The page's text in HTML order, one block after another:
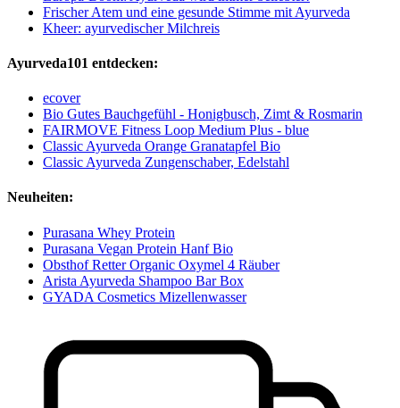
Frischer Atem und eine gesunde Stimme mit Ayurveda
Kheer: ayurvedischer Milchreis
Ayurveda101 entdecken:
ecover
Bio Gutes Bauchgefühl - Honigbusch, Zimt & Rosmarin
FAIRMOVE Fitness Loop Medium Plus - blue
Classic Ayurveda Orange Granatapfel Bio
Classic Ayurveda Zungenschaber, Edelstahl
Neuheiten:
Purasana Whey Protein
Purasana Vegan Protein Hanf Bio
Obsthof Retter Organic Oxymel 4 Räuber
Arista Ayurveda Shampoo Bar Box
GYADA Cosmetics Mizellenwasser